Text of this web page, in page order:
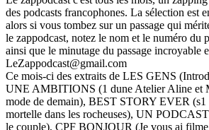
des podcasts francophones. La sélection est
alors si vous tombez sur un passage qui
le zappodcast, notez le nom et le numéro du
ainsi que le minutage du passage incroyable
LeZappodcast@gmail.com
Ce mois-ci des extraits de LES GENS
UNE AMBITIONS (1 dune Atelier Aline et
mode de demain), BEST STORY EVER (s1
mortelle dans les rocheuses), UN
le couple), CPF BONJOUR (Je vous ai